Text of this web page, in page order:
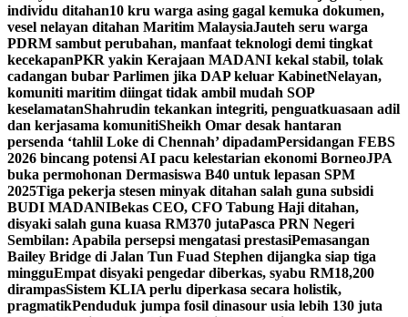
individu ditahan10 kru warga asing gagal kemuka dokumen,
vesel nelayan ditahan Maritim MalaysiaJauteh seru warga
PDRM sambut perubahan, manfaat teknologi demi tingkat
kecekapanPKR yakin Kerajaan MADANI kekal stabil, tolak
cadangan bubar Parlimen jika DAP keluar KabinetNelayan,
komuniti maritim diingat tidak ambil mudah SOP
keselamatanShahrudin tekankan integriti, penguatkuasaan adil
dan kerjasama komunitiSheikh Omar desak hantaran
persenda ‘tahlil Loke di Chennah’ dipadamPersidangan FEBS
2026 bincang potensi AI pacu kelestarian ekonomi BorneoJPA
buka permohonan Dermasiswa B40 untuk lepasan SPM
2025Tiga pekerja stesen minyak ditahan salah guna subsidi
BUDI MADANIBekas CEO, CFO Tabung Haji ditahan,
disyaki salah guna kuasa RM370 jutaPasca PRN Negeri
Sembilan: Apabila persepsi mengatasi prestasiPemasangan
Bailey Bridge di Jalan Tun Fuad Stephen dijangka siap tiga
mingguEmpat disyaki pengedar diberkas, syabu RM18,200
dirampasSistem KLIA perlu diperkasa secara holistik,
pragmatikPenduduk jumpa fosil dinasour usia lebih 130 juta